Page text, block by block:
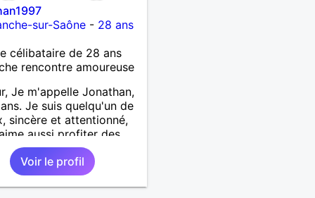
sur-Saône - 28 ans
célibataire de 28 ans
rencontre amoureuse
Je m'appelle Jonathan,
Je suis quelqu'un de
sincère et attentionné,
aussi profiter des
de la vie avec
et simplicité. J'apprécie
les découvertes,
vidéo et les moments
Voir le profil